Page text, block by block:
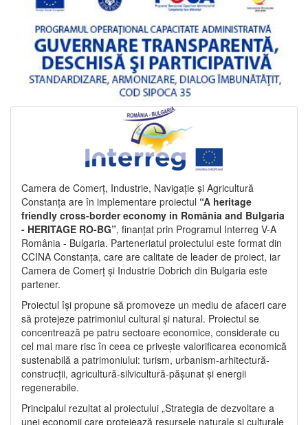
Camera de Comerț, Industrie, Navigație și Agricultură
Constanța are în implementare proiectul “A heritage
friendly cross-border economy in România and Bulgaria
- HERITAGE RO-BG”, finanțat prin Programul Interreg V-A
România - Bulgaria. Parteneriatul proiectului este format din
CCINA Constanța, care are calitate de leader de proiect, iar
Camera de Comerț și Industrie Dobrich din Bulgaria este
partener.
Proiectul își propune să promoveze un mediu de afaceri care
să protejeze patrimoniul cultural și natural. Proiectul se
concentrează pe patru sectoare economice, considerate cu
cel mai mare risc în ceea ce privește valorificarea economică
sustenabilă a patrimoniului: turism, urbanism-arhitectură-
construcții, agricultură-silvicultură-pășunat și energii
regenerabile.
Principalul rezultat al proiectului „Strategia de dezvoltare a
unei economii care protejează resursele naturale și culturale